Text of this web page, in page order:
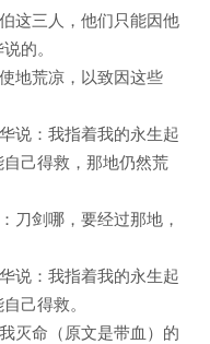
这三人，他们只能因他
的。
地荒凉，以致因这些
说：我指着我的永生起
己得救，那地仍然荒
刀剑哪，要经过那地，
说：我指着我的永生起
己得救。
灭命（原文是带血）的